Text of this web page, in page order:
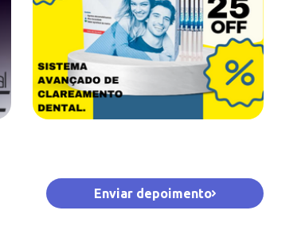
Enviar depoimento